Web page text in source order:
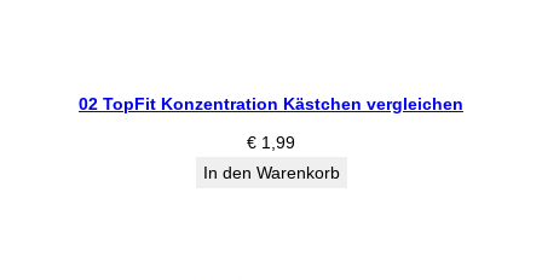
02 TopFit Konzentration Kästchen vergleichen
€ 1,99
In den Warenkorb